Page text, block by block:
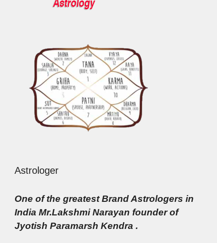
Astrologer
One of the greatest Brand Astrologers in
India Mr.Lakshmi Narayan founder of
Jyotish Paramarsh Kendra .